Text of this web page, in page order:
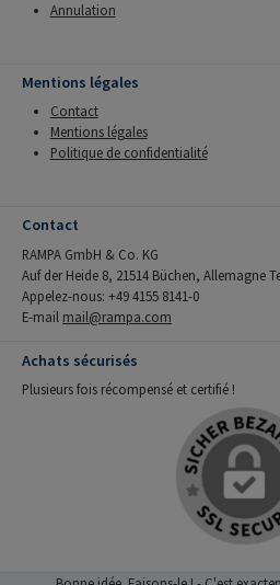
Annulation
Mentions légales
Contact
Mentions légales
Politique de confidentialité
Contact
RAMPA GmbH & Co. KG
Auf der Heide 8, 21514 Büchen, Allemagne
Appelez-nous: +49 4155 8141-0
E-mail mail@rampa.com
Achats sécurisés
Plusieurs fois récompensé et certifié !